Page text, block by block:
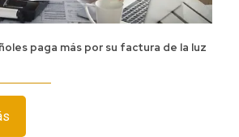
paga más por su factura de la luz